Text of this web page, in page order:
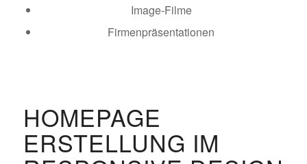
Image-Filme
Firmenpräsentationen
HOMEPAGE
ERSTELLUNG IM